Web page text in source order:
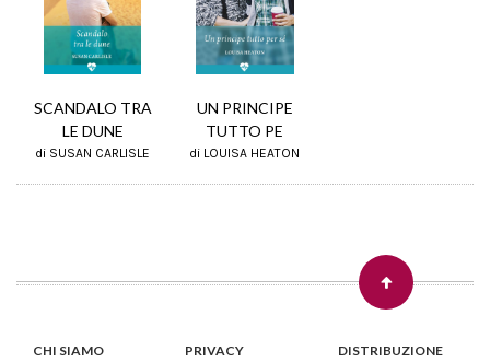
Calendario
SCANDALO TRA
LE DUNE
di SUSAN CARLISLE
UN PRINCIPE
TUTTO PE
di LOUISA HEATON
CHI SIAMO
PRIVACY
DISTRIBUZIONE